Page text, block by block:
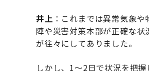
井上 ：これまでは異常気象
陣や災害対策本部が正確な
が往々にしてありました。
しかし、1〜2日で状況を把